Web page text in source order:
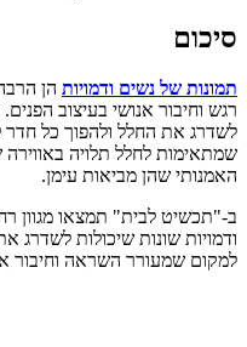
סיכום
תמונות של נשים ודמויות הן
רגש וחיבור אנושי בעיצוב
לשדרג את החלל ולהפוך כל חדר
שמתאימות לחלל תלויה
האמנותי שהן מביאות עימן.
ב-"תכשיט לבית" תמצאו מגוון
ודמויות שונות שיכולות לשדרג
למקום שמעורר השראה וחיבור